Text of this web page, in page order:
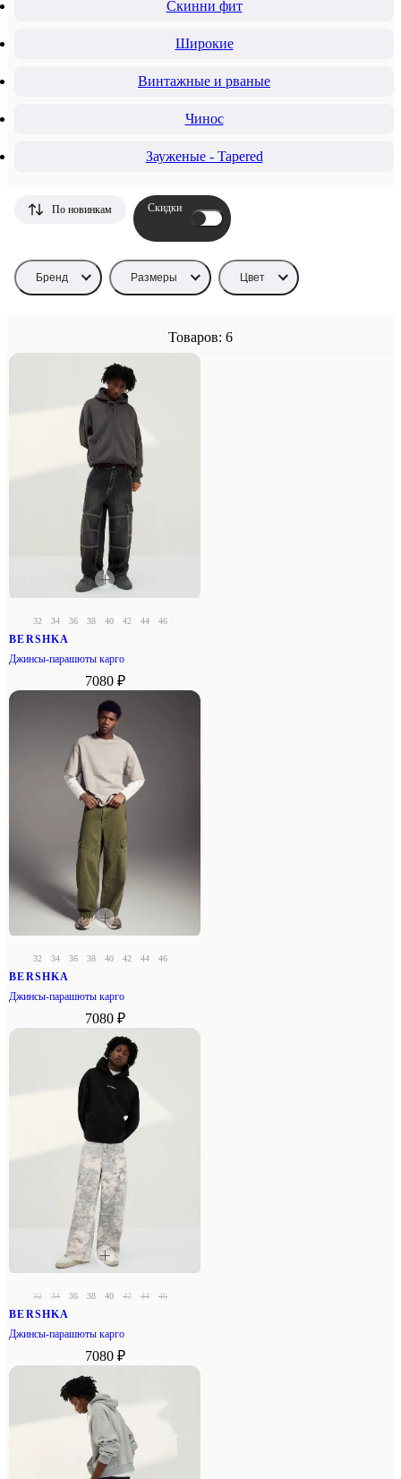
Скинни фит
Широкие
Винтажные и рваные
Чинос
Зауженые - Tapered
Бренд Размеры Цвет
Товаров: 6
По новинкам Скидки
32 34 36 38 40 42 44 46
BERSHKA
Джинсы-парашюты карго
7080 ₽
32 34 36 38 40 42 44 46
BERSHKA
Джинсы-парашюты карго
7080 ₽
32 34 36 38 40 42 44 46
BERSHKA
Джинсы-парашюты карго
7080 ₽